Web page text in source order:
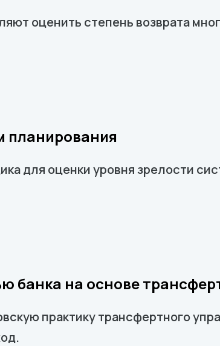
оценить степень возврата
планирования
для оценки уровня зрелости
банка на основе
практику трансфертного